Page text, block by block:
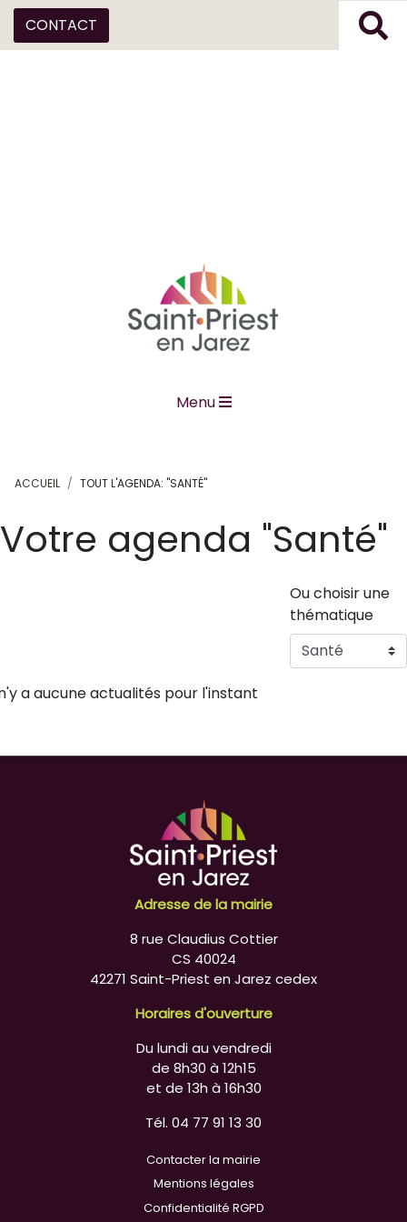
CONTACT
Menu
ACCUEIL TOUT L'AGENDA: "SANTÉ"
Votre agenda "Santé"
Ou choisir une
thématique
a aucune actualités pour l'instant
Adresse de la mairie
8 rue Claudius Cottier
CS 40024
42271 Saint-Priest en Jarez cedex
Horaires d'ouverture
Du lundi au vendredi
de 8h30 à 12h15
et de 13h à 16h30
Tél. 04 77 91 13 30
Contacter la mairie
Mentions légales
Confidentialité RGPD